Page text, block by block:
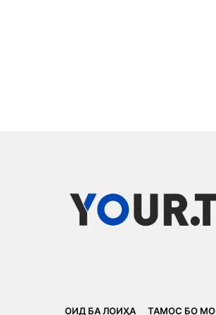
ОИД БА ЛОИҲА ТАМОС БО МО